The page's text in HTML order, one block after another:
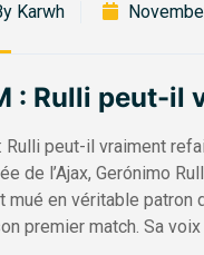
Karwh
: Rulli peut-il
Rulli peut-il vraiment
de l’Ajax, Gerónimo
mué en véritable
premier match. Sa voix